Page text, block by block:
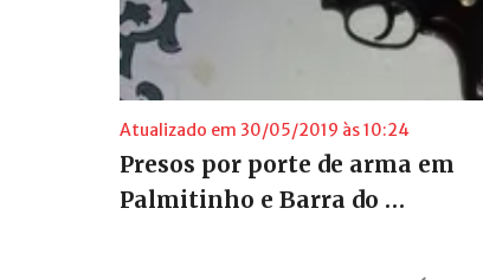
Atualizado em 30/05/2019 às 10:24
Presos por porte de arma em
Palmitinho e Barra do …